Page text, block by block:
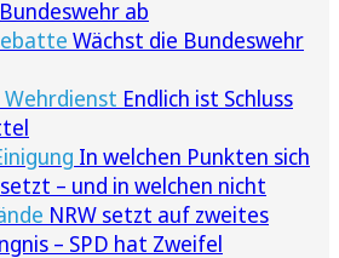
ab
Wächst die Bundeswehr
Wehrdienst Endlich ist Schluss
In welchen Punkten sich
– und in welchen nicht
NRW setzt auf zweites
– SPD hat Zweifel